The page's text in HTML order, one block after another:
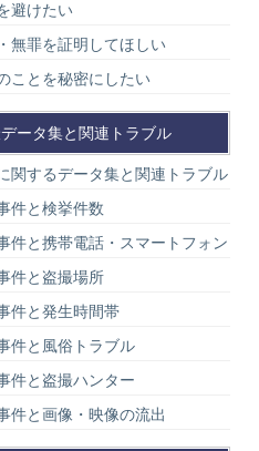
避けたい
無罪を証明してほしい
ことを秘密にしたい
ータ集と関連トラブル
関するデータ集と関連トラブル
件と検挙件数
件と携帯電話・スマートフォン
件と盗撮場所
件と発生時間帯
件と風俗トラブル
件と盗撮ハンター
件と画像・映像の流出